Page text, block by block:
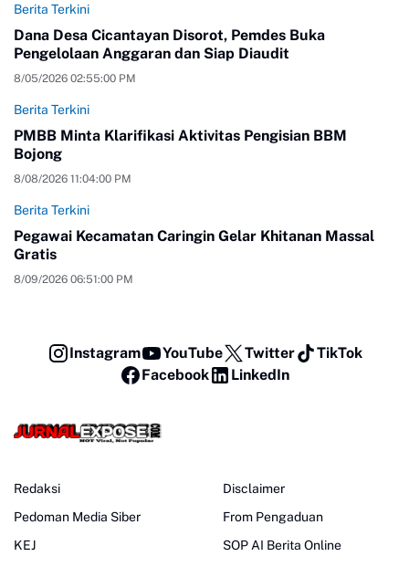
Berita Terkini
Dana Desa Cicantayan Disorot, Pemdes Buka
Pengelolaan Anggaran dan Siap Diaudit
8/05/2026 02:55:00 PM
Berita Terkini
PMBB Minta Klarifikasi Aktivitas Pengisian BBM
Bojong
8/08/2026 11:04:00 PM
Berita Terkini
Pegawai Kecamatan Caringin Gelar Khitanan Massal
Gratis
8/09/2026 06:51:00 PM
Instagram YouTube Twitter
TikTok
Facebook
LinkedIn
Redaksi
Pedoman Media Siber
KEJ
Disclaimer
From Pengaduan
SOP AI Berita Online